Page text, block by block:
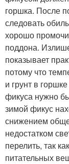
горшка. После
следовать
хорошо
поддона.
показывает
потому что
и грунт в
фикуса нужно
зимой фикус
снижением
недостатком
перелить, так
питательных